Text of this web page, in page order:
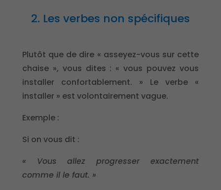
2. Les verbes non spécifiques
Plutôt que de dire « asseyez-vous sur cette
chaise », vous dites : « vous pouvez vous
installer confortablement. » Le verbe «
installer » est volontairement vague.
Exemple :
Si on vous dit :
« Vous allez progresser exactement
comme il le faut. »